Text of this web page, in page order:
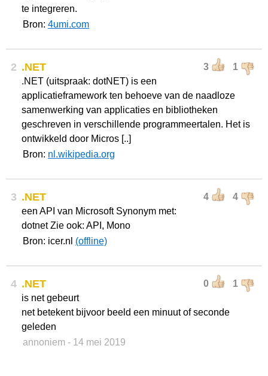
te integreren.
Bron: 4umi.com
2 3 1
.NET
.NET (uitspraak: dotNET) is een
applicatieframework ten behoeve van de naadloze
samenwerking van applicaties en bibliotheken
geschreven in verschillende programmeertalen. Het is
ontwikkeld door Micros [..]
Bron: nl.wikipedia.org
3 4 4
.NET
een API van Microsoft Synonym met:
dotnet Zie ook: API, Mono
Bron: icer.nl (offline)
4 0 1
.NET
is net gebeurt
net betekent bijvoor beeld een minuut of seconde
geleden
annoniem - 14 mei 2019